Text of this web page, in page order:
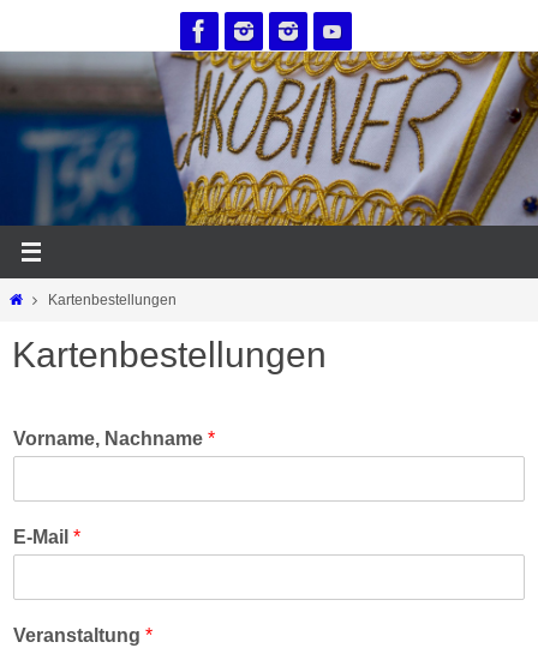
Inhalt
springen
StartKartenbestellungen
Kartenbestellungen
Vorname, Nachname *
E-Mail *
Veranstaltung *